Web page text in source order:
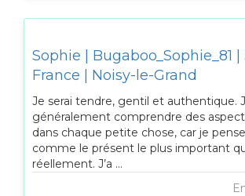
Sophie | Bugaboo_Sophie_81
France | Noisy-le-Grand
Je serai tendre, gentil et authentique.
généralement comprendre des
dans chaque petite chose, car je
comme le présent le plus important
réellement. J’a ...